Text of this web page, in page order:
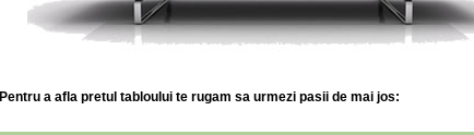
Pentru a afla pretul tabloului te rugam sa urmezi pasii de mai jos: